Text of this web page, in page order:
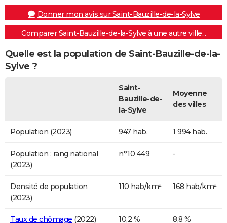
Donner mon avis sur Saint-Bauzille-de-la-Sylve
Comparer Saint-Bauzille-de-la-Sylve à une autre ville...
Quelle est la population de Saint-Bauzille-de-la-
Sylve ?
Saint-
Bauzille-de-
la-Sylve
Moyenne
des villes
Population (2023) 947 hab. 1 994 hab.
Population : rang national
(2023)
n°10 449 -
Densité de population
(2023)
110 hab/km² 168 hab/km²
Taux de chômage (2022) 10,2 % 8,8 %